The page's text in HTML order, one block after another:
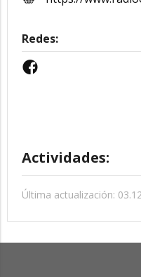
Redes:
Actividades:
Última actualización: